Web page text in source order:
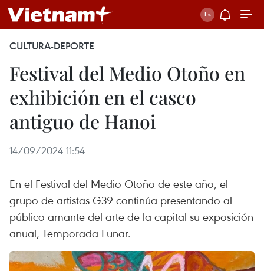
CULTURA-DEPORTE
Festival del Medio Otoño en
exhibición en el casco
antiguo de Hanoi
14/09/2024 11:54
En el Festival del Medio Otoño de este año, el
grupo de artistas G39 continúa presentando al
público amante del arte de la capital su exposición
anual, Temporada Lunar.